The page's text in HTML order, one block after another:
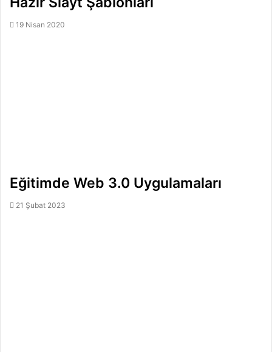
19 Nisan 2020
Eğitimde Web 3.0 Uygulamaları
21 Şubat 2023